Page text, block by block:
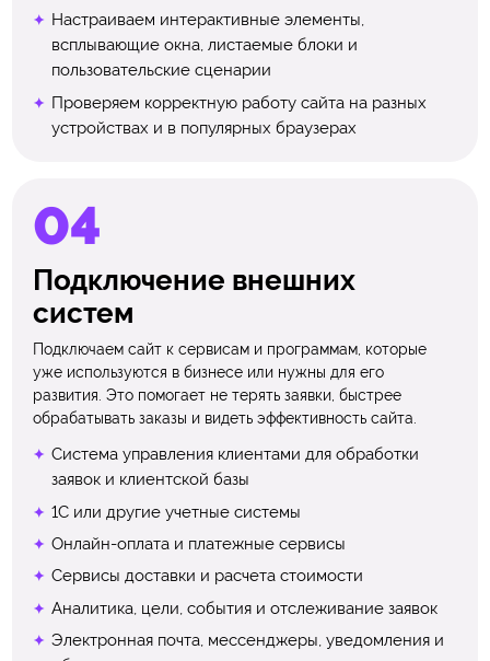
Настраиваем интерактивные элементы,
всплывающие окна, листаемые блоки и
пользовательские сценарии
Проверяем корректную работу сайта на разных
устройствах и в популярных браузерах
Подключение внешних
систем
Подключаем сайт к сервисам и программам, которые
уже используются в бизнесе или нужны для его
развития. Это помогает не терять заявки, быстрее
обрабатывать заказы и видеть эффективность сайта.
Система управления клиентами для обработки
заявок и клиентской базы
1С или другие учетные системы
Онлайн-оплата и платежные сервисы
Сервисы доставки и расчета стоимости
Аналитика, цели, события и отслеживание заявок
Электронная почта, мессенджеры, уведомления и